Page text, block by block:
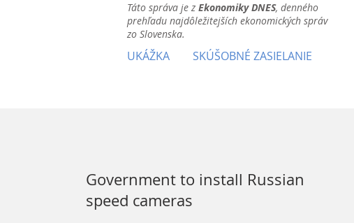
Táto správa je z Ekonomiky DNES, denného
prehľadu najdôležitejších ekonomických správ
zo Slovenska.
UKÁŽKA SKÚŠOBNÉ ZASIELANIE
Government to install Russian
speed cameras